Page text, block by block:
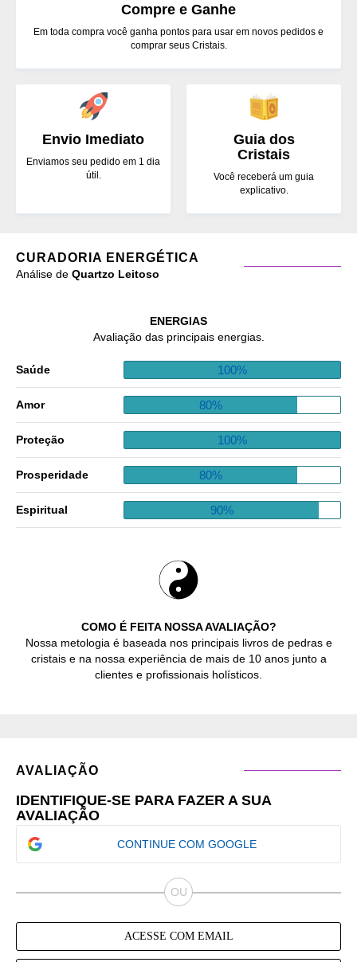
Envio Imediato
Enviamos seu pedido em 1 dia
útil.
Compre e Ganhe
Em toda compra você ganha pontos para usar em novos pedidos e
comprar seus Cristais.
Guia dos
Cristais
Você receberá um guia
explicativo.
CURADORIA ENERGÉTICA
Análise de Quartzo Leitoso
COMO É FEITA NOSSA AVALIAÇÃO?
Nossa metologia é baseada nos principais livros de pedras e
cristais e na nossa experiência de mais de 10 anos junto a
clientes e profissionais holísticos.
ENERGIAS
Avaliação das principais energias.
Saúde 100%
Amor 80%
Proteção 100%
Prosperidade 80%
Espiritual 90%
AVALIAÇÃO
IDENTIFIQUE-SE PARA FAZER A SUA
AVALIAÇÃO
CONTINUE COM GOOGLE
ACESSE COM EMAIL